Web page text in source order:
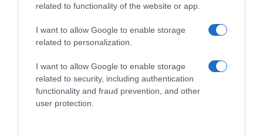
related to functionality of the website or app.
I want to allow Google to enable storage
related to personalization.
I want to allow Google to enable storage
related to security, including authentication
functionality and fraud prevention, and other
user protection.